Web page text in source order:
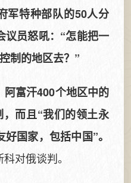
军特种部队的50人分
议员怒吼：“怎能把一
制的地区去？”
阿富汗400个地区中的
而且“我们的领土永
国家，包括中国”。
对俄谈判。